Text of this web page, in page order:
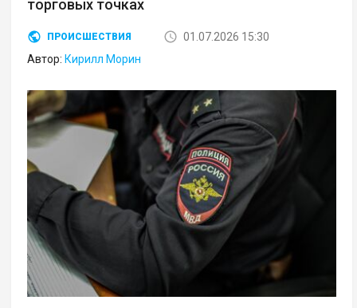
торговых точках
ПРОИСШЕСТВИЯ
01.07.2026 15:30
Автор: Кирилл Морин